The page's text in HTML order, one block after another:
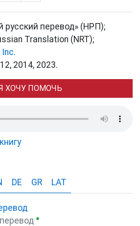
русский перевод» (НРП);
Translation (NRT);
Inc.
2014, 2023.
ХОЧУ ПОМОЧЬ
DE GR LAT
●